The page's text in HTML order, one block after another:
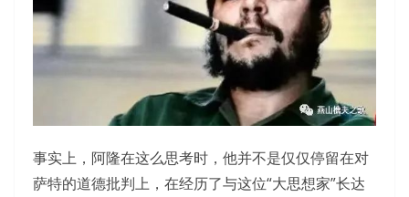
事实上，阿隆在这么思考时，他并不是仅仅停留在对
萨特的道德批判上，在经历了与这位“大思想家”长达